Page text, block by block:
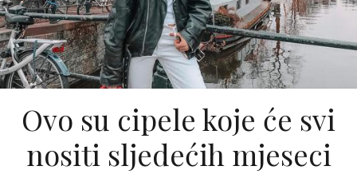
Ovo su cipele koje će svi
nositi sljedećih mjeseci